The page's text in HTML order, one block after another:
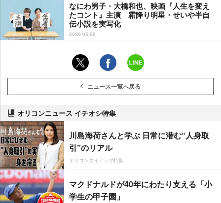
なにわ男子・大橋和也、映画『人生を変え
たコント』主演 霜降り明星・せいや半自
伝小説を実写化
2026-05-28
ニュース一覧へ戻る
オリコンニュース イチオシ特集
川島海荷さんと学ぶ 日常に潜む“人身取
引”のリアル
オリコンタイアップ特集
マクドナルドが40年にわたり支える「小
学生の甲子園」